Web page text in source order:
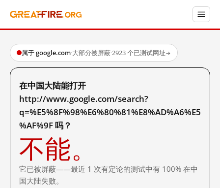
属于 google.com·大部分被屏蔽·2923 个已测试网址→
在中国大陆能打开
http://www.google.com/search?
q=%E5%8F%98%E6%80%81%E8%AD%A6%E5
%AF%9F 吗？
不能。
它已被屏蔽——最近 1 次有定论的测试中有 100% 在中
国大陆失败。